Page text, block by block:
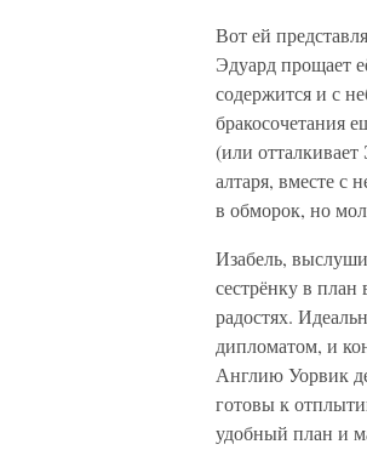
Вот ей
Эдуард прощает
содержится и с
бракосочетания
(или
алтаря, вместе с
в обморок, но
Изабель,
сестрёнку в
радостях.
дипломатом, и
Англию Уорвик
готовы к
удобный план и